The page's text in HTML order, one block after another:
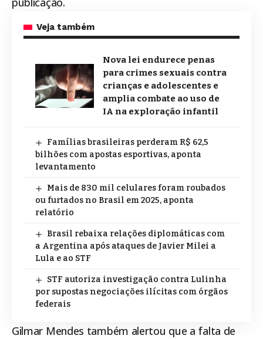
Veja também
Nova lei endurece penas
para crimes sexuais contra
crianças e adolescentes e
amplia combate ao uso de
IA na exploração infantil
Famílias brasileiras perderam R$ 62,5
bilhões com apostas esportivas, aponta
levantamento
Mais de 830 mil celulares foram roubados
ou furtados no Brasil em 2025, aponta
relatório
Brasil rebaixa relações diplomáticas com
a Argentina após ataques de Javier Milei a
Lula e ao STF
STF autoriza investigação contra Lulinha
por supostas negociações ilícitas com órgãos
federais
Gilmar Mendes também alertou que a falta de